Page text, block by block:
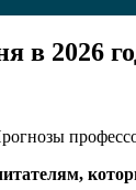
в 2026